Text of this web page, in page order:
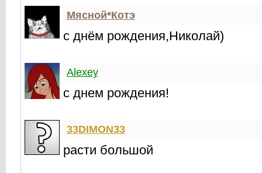
Мясной*Котэ
с днём рождения,Николай)
Alexey
c днем рождения!
33DIMON33
расти большой